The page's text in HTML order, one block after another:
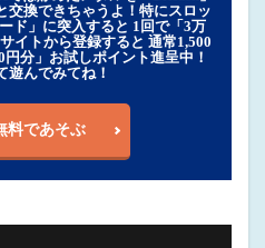
交換できちゃうよ！特にスロッ
ド」に突入すると 1回で「3万
イトから登録すると 通常1,500
分」お試しポイント進呈中！
遊んでみてね！
料であそぶ